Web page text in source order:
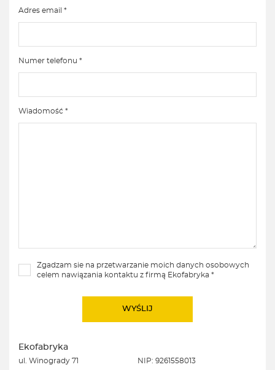
Adres email *
Numer telefonu *
Wiadomość *
Zgadzam sie na przetwarzanie moich danych osobowych
celem nawiązania kontaktu z firmą Ekofabryka *
Ekofabryka
ul. Winogrady 71
NIP: 9261558013